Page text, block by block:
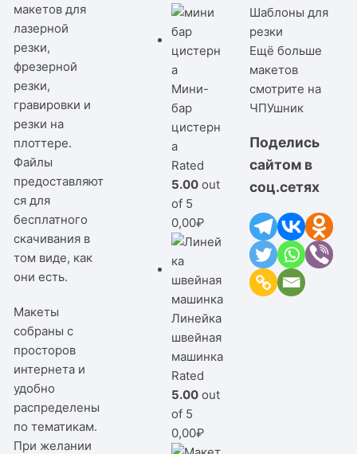
макетов для
лазерной
резки,
фрезерной
резки,
гравировки и
резки на
плоттере.
Файлы
предоставляют
ся для
бесплатного
скачивания в
том виде, как
они есть.
Макеты
собраны с
просторов
интернета и
удобно
распределены
по тематикам.
При желании
Мини-
бар
цистерн
а
Rated
5.00 out
of 5
0,00₽
Линейка
швейная
машинка
Rated
5.00 out
of 5
0,00₽
Шаблоны для
резки
Ещё больше
макетов
смотрите на
ЧПУшник
Поделись
сайтом в
соц.сетях